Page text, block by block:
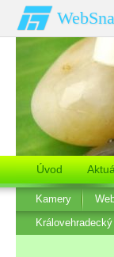
Úvod
Kamery
Královehradecký